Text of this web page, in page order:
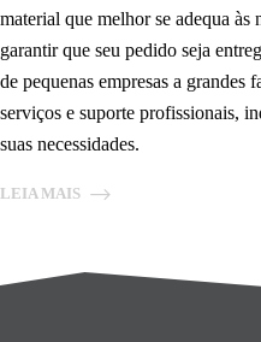
material que melhor se adequa às
garantir que seu pedido seja
de pequenas empresas a grandes
serviços e suporte profissionais,
suas necessidades.
LEIA MAIS